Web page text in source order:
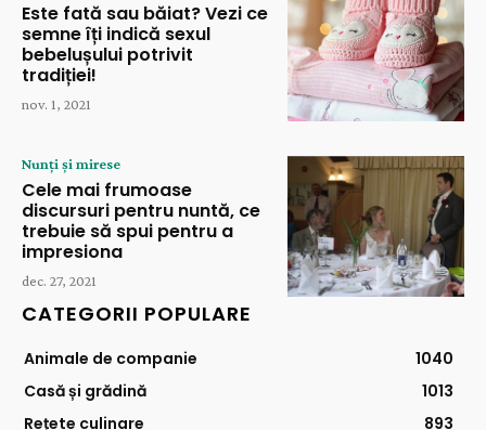
Este fată sau băiat? Vezi ce
semne îți indică sexul
bebelușului potrivit
tradiției!
nov. 1, 2021
Nunți și mirese
Cele mai frumoase
discursuri pentru nuntă, ce
trebuie să spui pentru a
impresiona
dec. 27, 2021
CATEGORII POPULARE
Animale de companie
1040
Casă și grădină
1013
Rețete culinare
893